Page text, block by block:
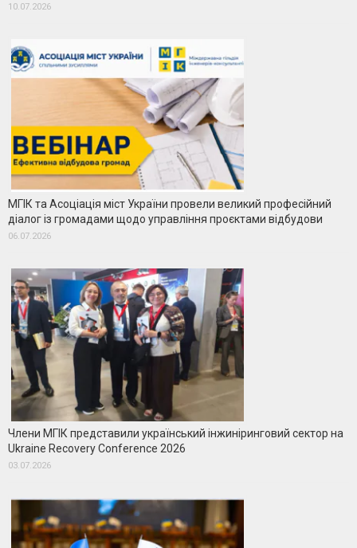
10.07.2026
МГІК та Асоціація міст України провели великий професійний
діалог із громадами щодо управління проєктами відбудови
06.07.2026
Члени МГІК представили український інжиніринговий сектор на
Ukraine Recovery Conference 2026
03.07.2026